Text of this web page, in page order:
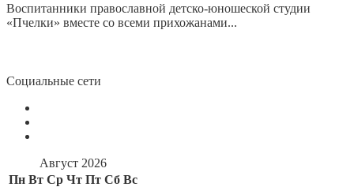
Воспитанники православной детско-юношеской студии
«Пчелки» вместе со всеми прихожанами...
Социальные сети
Август 2026
Пн Вт Ср Чт Пт Сб Вс